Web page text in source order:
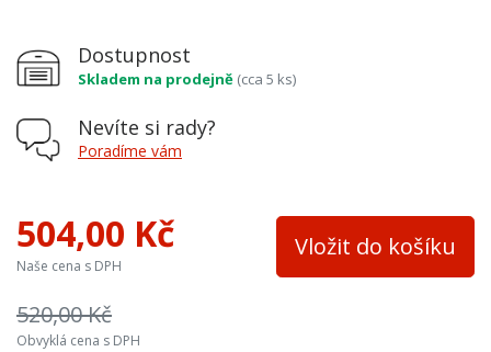
Dostupnost
Skladem na prodejně (cca 5 ks)
Nevíte si rady?
Poradíme vám
504,00 Kč
Naše cena s DPH
Vložit do košíku
520,00 Kč
Obvyklá cena s DPH